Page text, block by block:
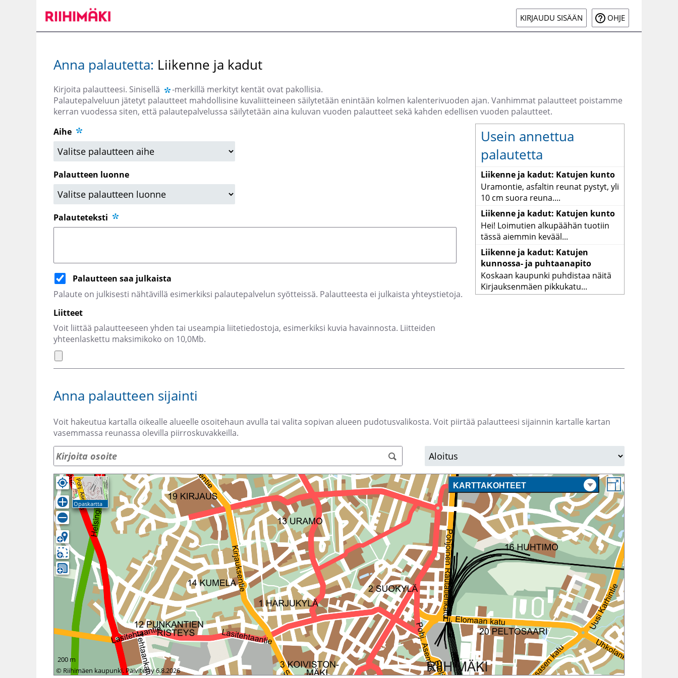
päänäkymään
KIRJAUDU SISÄÄN OHJE
Anna palautetta: Liikenne ja kadut
Kirjoita palautteesi. Sinisellä
-merkillä merkityt kentät ovat pakollisia.
Palautepalveluun jätetyt palautteet mahdollisine kuvaliitteineen säilytetään enintään kolmen kalenterivuoden ajan. Vanhimmat palautteet poistamme
kerran vuodessa siten, että palautepalvelussa säilytetään aina kuluvan vuoden palautteet sekä kahden edellisen vuoden palautteet.
Aihe
Palautteen luonne
Palauteteksti
Palautteen saa julkaista
Palaute on julkisesti nähtävillä esimerkiksi palautepalvelun syötteissä. Palautteesta ei julkaista yhteystietoja.
Liitteet
Voit liittää palautteeseen yhden tai useampia liitetiedostoja, esimerkiksi kuvia havainnosta. Liitteiden
yhteenlaskettu maksimikoko on 10,0Mb.
Usein annettua
palautetta
Liikenne ja kadut: Katujen kunto
Uramontie, asfaltin reunat pystyt, yli
10 cm suora reuna....
Liikenne ja kadut: Katujen kunto
Hei! Loimutien alkupäähän tuotiin
tässä aiemmin kevääl...
Liikenne ja kadut: Katujen
kunnossa- ja puhtaanapito
Koskaan kaupunki puhdistaa näitä
Kirjauksenmäen pikkukatu...
Anna palautteen sijainti
Voit hakeutua kartalla oikealle alueelle osoitehaun avulla tai valita sopivan alueen pudotusvalikosta. Voit piirtää palautteesi sijainnin kartalle kartan
vasemmassa reunassa olevilla piirroskuvakkeilla.
KARTTAKOHTEET
© Riihimäen kaupunki. Päivitetty 6.8.2026
200 m
Opaskartta